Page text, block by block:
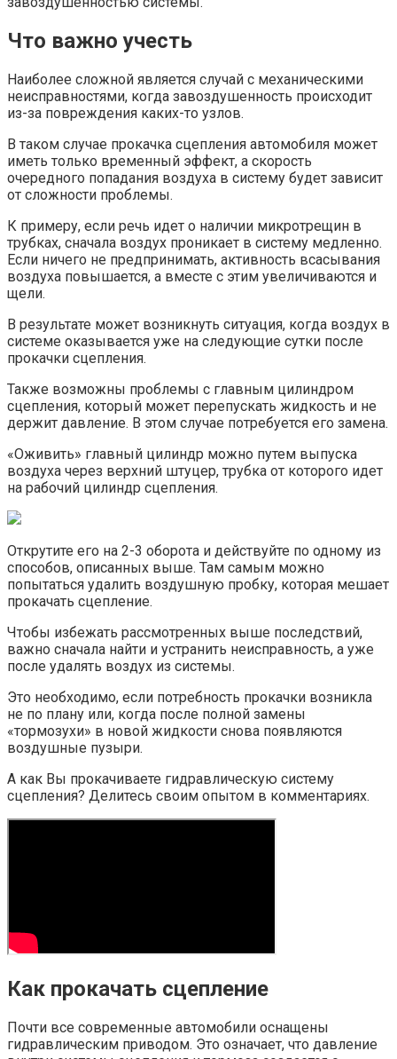
Что важно учесть
Наиболее сложной является случай с механическими
неисправностями, когда завоздушенность происходит
из-за повреждения каких-то узлов.
В таком случае прокачка сцепления автомобиля может
иметь только временный эффект, а скорость
очередного попадания воздуха в систему будет зависит
от сложности проблемы.
К примеру, если речь идет о наличии микротрещин в
трубках, сначала воздух проникает в систему медленно.
Если ничего не предпринимать, активность всасывания
воздуха повышается, а вместе с этим увеличиваются и
щели.
В результате может возникнуть ситуация, когда воздух в
системе оказывается уже на следующие сутки после
прокачки сцепления.
Также возможны проблемы с главным цилиндром
сцепления, который может перепускать жидкость и не
держит давление. В этом случае потребуется его замена.
«Оживить» главный цилиндр можно путем выпуска
воздуха через верхний штуцер, трубка от которого идет
на рабочий цилиндр сцепления.
Открутите его на 2-3 оборота и действуйте по одному из
способов, описанных выше. Там самым можно
попытаться удалить воздушную пробку, которая мешает
прокачать сцепление.
Чтобы избежать рассмотренных выше последствий,
важно сначала найти и устранить неисправность, а уже
после удалять воздух из системы.
Это необходимо, если потребность прокачки возникла
не по плану или, когда после полной замены
«тормозухи» в новой жидкости снова появляются
воздушные пузыри.
А как Вы прокачиваете гидравлическую систему
сцепления? Делитесь своим опытом в комментариях.
Как прокачать сцепление
Почти все современные автомобили оснащены
гидравлическим приводом. Это означает, что давление